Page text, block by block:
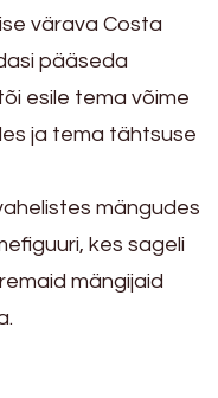
värava Costa
pääseda
esile tema võime
ja tema tähtsuse
mängudes
kes sageli
mängijaid